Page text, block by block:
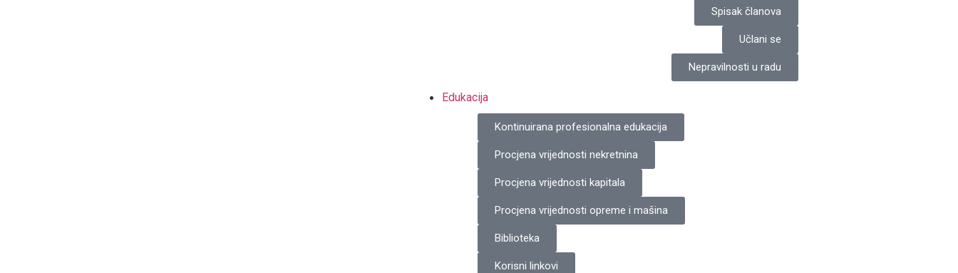
Spisak članova
Učlani se
Nepravilnosti u radu
Edukacija
Kontinuirana profesionalna edukacija
Procjena vrijednosti nekretnina
Procjena vrijednosti kapitala
Procjena vrijednosti opreme i mašina
Biblioteka
Korisni linkovi